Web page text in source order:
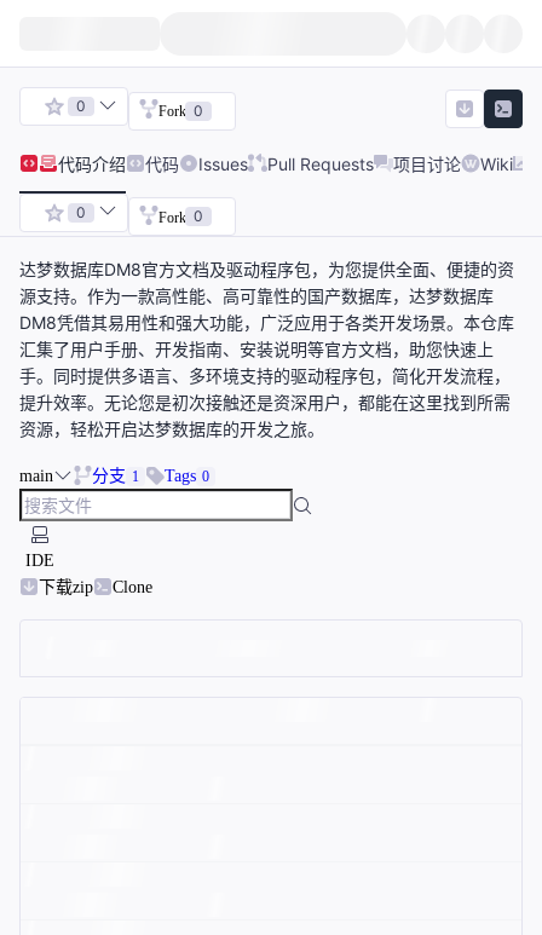
0 Fork 0
代码介绍 代码 Issues Pull Requests 项目讨论 Wiki
0 Fork 0
达梦数据库DM8官方文档及驱动程序包，为您提供全面、便捷的资
源支持。作为一款高性能、高可靠性的国产数据库，达梦数据库
DM8凭借其易用性和强大功能，广泛应用于各类开发场景。本仓库
汇集了用户手册、开发指南、安装说明等官方文档，助您快速上
手。同时提供多语言、多环境支持的驱动程序包，简化开发流程，
提升效率。无论您是初次接触还是资深用户，都能在这里找到所需
资源，轻松开启达梦数据库的开发之旅。
main 分支 1 Tags 0
IDE
下载zip
Clone